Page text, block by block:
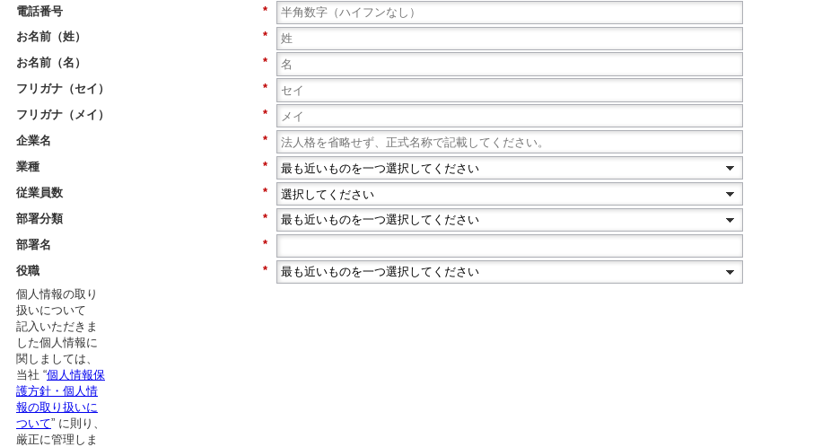
*
電話番号
*
お名前（姓）
*
お名前（名）
*
フリガナ（セイ）
*
フリガナ（メイ）
*
企業名
*
業種
*
従業員数
*
部署分類
*
部署名
*
役職
個人情報の取り
扱いについて
記入いただきま
した個人情報に
関しましては、
当社 “個人情報保
護方針・個人情
報の取り扱いに
ついて” に則り、
厳正に管理しま